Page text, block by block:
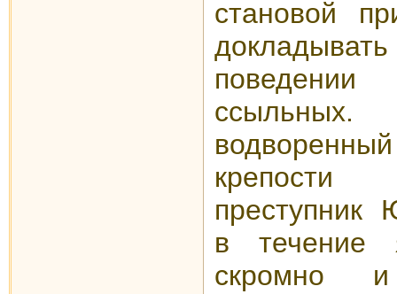
становой
крепости
преступник
в течение
скромно